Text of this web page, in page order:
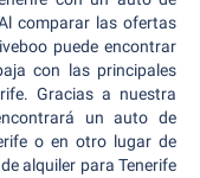
comparar las ofertas
puede encontrar
con las principales
Gracias a nuestra
un auto de
o en otro lugar de
alquiler para Tenerife